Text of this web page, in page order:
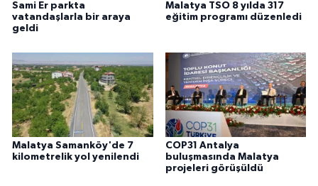
Sami Er parkta
vatandaşlarla bir araya
geldi
Malatya TSO 8 yılda 317
eğitim programı düzenledi
Malatya Samanköy'de 7
kilometrelik yol yenilendi
COP31 Antalya
buluşmasında Malatya
projeleri görüşüldü